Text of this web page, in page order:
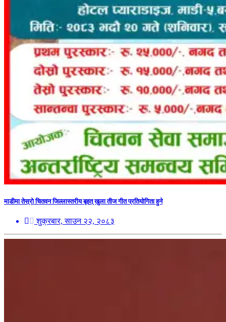
माडीमा तेस्रो चितवन जिल्लास्तरीय बृहत् खुला तीज गीत प्रतियोगिता हुने
शुक्रबार, साउन २२, २०८३